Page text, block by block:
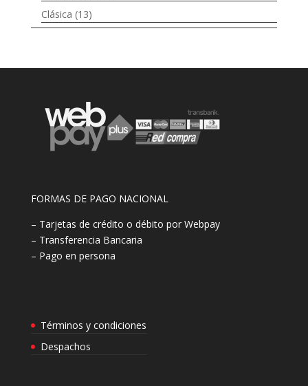
Clásica (13)
FORMAS DE PAGO NACIONAL
– Tarjetas de crédito o débito por Webpay
– Transferencia Bancaria
– Pago en persona
Términos y condiciones
Despachos